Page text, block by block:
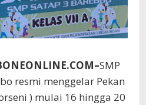
SMP
resmi menggelar Pekan
) mulai 16 hingga 20